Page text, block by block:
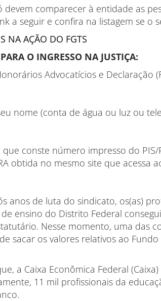
devem comparecer à entidade as
a seguir e confira na listagem se o
NA AÇÃO DO FGTS
O INGRESSO NA JUSTIÇA:
Advocatícios e Declaração
nome (conta de água ou luz ou
conste número impresso do PIS/
obtida no mesmo site que acessa
anos de luta do sindicato, os(as)
ensino do Distrito Federal
Nesse momento, uma das
sacar os valores relativos ao
a Caixa Econômica Federal
11 mil profissionais da